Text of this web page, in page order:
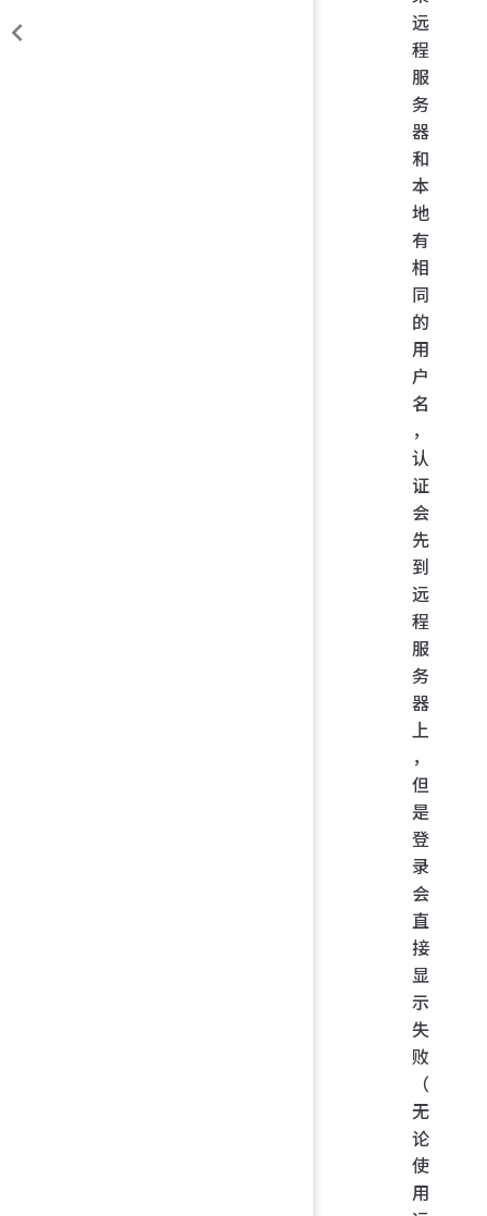
远
程
服
务
器
和
本
地
有
相
同
的
用
户
名
，
认
证
会
先
到
远
程
服
务
器
上
，
但
是
登
录
会
直
接
显
示
失
败
（
无
论
使
用